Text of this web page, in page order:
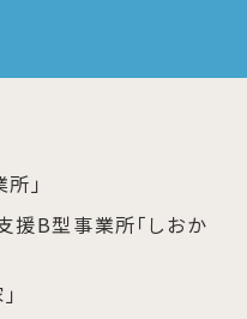
」
援B型事業所「しおか